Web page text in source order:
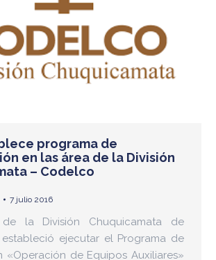
programa de
en las área de la División
– Codelco
7 julio 2016
la División Chuquicamata de
ejecutar el Programa de
«Operación de Equipos Auxiliares»